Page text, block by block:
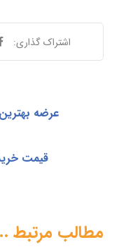
عرضه
قیمت
مطالب مرتبط